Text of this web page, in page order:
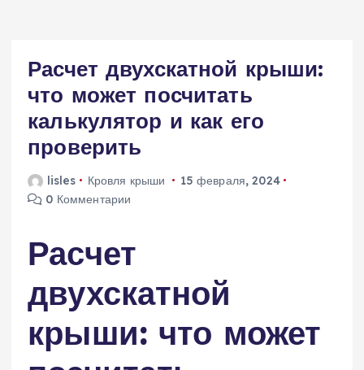
Расчет двухскатной крыши:
что может посчитать
калькулятор и как его
проверить
lisles Кровля крыши
15 февраля, 2024
0 Комментарии
Расчет
двухскатной
крыши: что может